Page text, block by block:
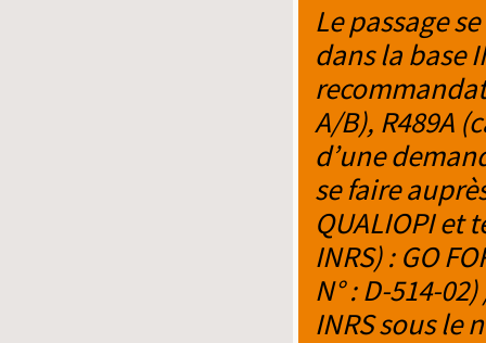
Le passage
dans la base
A/B), R489A
d’une
se faire
QUALIOPI et
INRS) : GO
N° : D-514-
INRS sous le